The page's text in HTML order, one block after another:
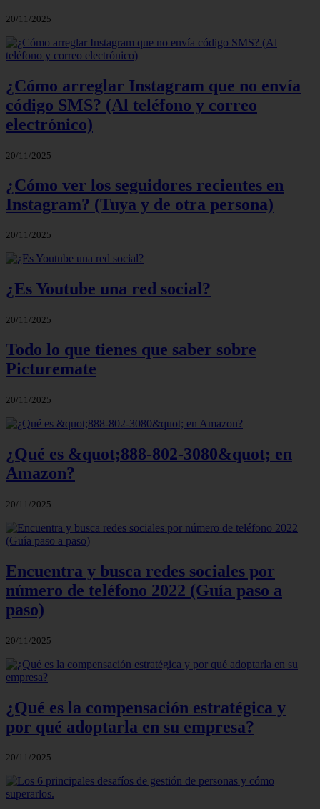
20/11/2025
¿Cómo arreglar Instagram que no envía
código SMS? (Al teléfono y correo
electrónico)
20/11/2025
¿Cómo ver los seguidores recientes en
Instagram? (Tuya y de otra persona)
20/11/2025
¿Es Youtube una red social?
20/11/2025
Todo lo que tienes que saber sobre
Picturemate
20/11/2025
¿Qué es &quot;888-802-3080&quot; en
Amazon?
20/11/2025
Encuentra y busca redes sociales por
número de teléfono 2022 (Guía paso a
paso)
20/11/2025
¿Qué es la compensación estratégica y
por qué adoptarla en su empresa?
20/11/2025